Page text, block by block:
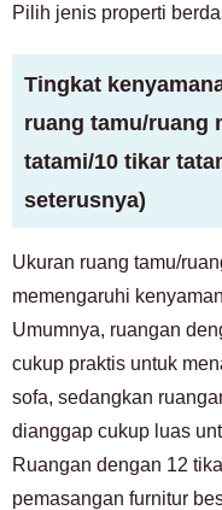
Pilih jenis properti
Tingkat
ruang tamu/ruang
tatami/10 tikar
seterusnya)
Ukuran ruang tamu/
memengaruhi
Umumnya, ruangan
cukup praktis untuk
sofa, sedangkan
dianggap cukup luas
Ruangan dengan 12
pemasangan furnitur